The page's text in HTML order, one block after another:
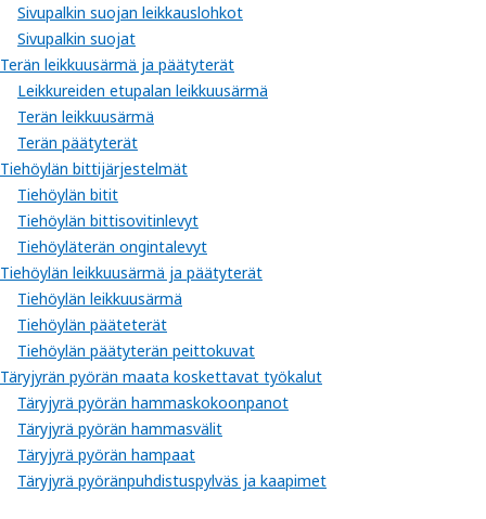
Sivupalkin suojan leikkauslohkot
Sivupalkin suojat
Terän leikkuusärmä ja päätyterät
Leikkureiden etupalan leikkuusärmä
Terän leikkuusärmä
Terän päätyterät
Tiehöylän bittijärjestelmät
Tiehöylän bitit
Tiehöylän bittisovitinlevyt
Tiehöyläterän ongintalevyt
Tiehöylän leikkuusärmä ja päätyterät
Tiehöylän leikkuusärmä
Tiehöylän pääteterät
Tiehöylän päätyterän peittokuvat
Täryjyrän pyörän maata koskettavat työkalut
Täryjyrä pyörän hammaskokoonpanot
Täryjyrä pyörän hammasvälit
Täryjyrä pyörän hampaat
Täryjyrä pyöränpuhdistuspylväs ja kaapimet